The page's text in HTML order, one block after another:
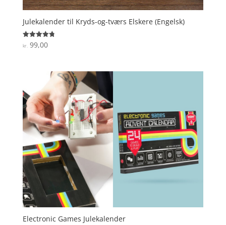
Julekalender til Kryds-og-tværs Elskere (Engelsk)
Vurderet
4.8
kr.99,00
Electronic Games Julekalender